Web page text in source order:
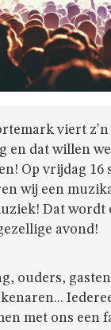
viert z'n
en dat willen
Op vrijdag 16
wij een
Dat wordt
avond!
ouders,
met ons een